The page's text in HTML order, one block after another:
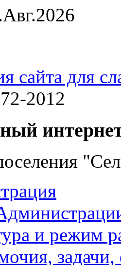
сайта для
2012
и режим